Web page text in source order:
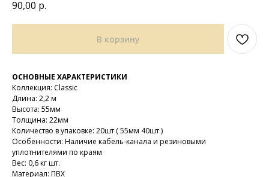
90,00 р.
В корзину
ОСНОВНЫЕ ХАРАКТЕРИСТИКИ
Коллекция: Classic
Длина: 2,2 м
Высота: 55мм
Толщина: 22мм
Количество в упаковке: 20шт ( 55мм 40шт )
Особенности: Наличие кабель-канала и резиновыми
уплотнителями по краям
Вес: 0,6 кг шт.
Материал: ПВХ